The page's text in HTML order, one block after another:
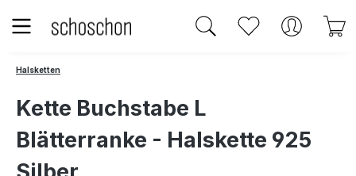
Zum Hauptinhalt springen Du hast 0
Halsketten
Kette Buchstabe L
Blätterranke - Halskette 925